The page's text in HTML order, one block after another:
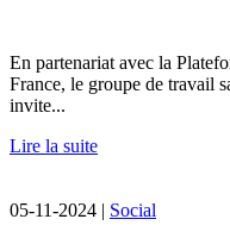
En partenariat avec la
France, le groupe de travail
invite...
Lire la suite
05-11-2024 | Social